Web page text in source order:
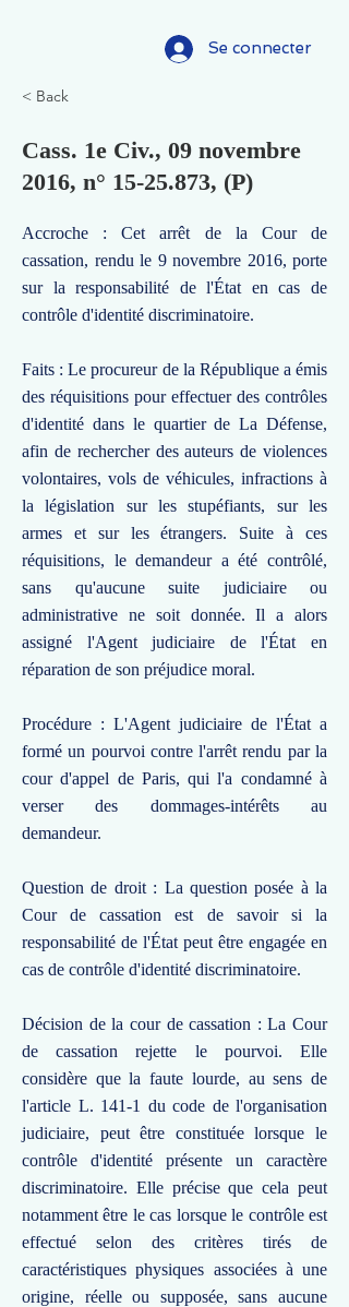
Se connecter
< Back
Cass. 1e Civ., 09 novembre
2016, n° 15-25.873, (P)
Accroche : Cet arrêt de la Cour de
cassation, rendu le 9 novembre 2016, porte
sur la responsabilité de l'État en cas de
contrôle d'identité discriminatoire.
Faits : Le procureur de la République a émis
des réquisitions pour effectuer des contrôles
d'identité dans le quartier de La Défense,
afin de rechercher des auteurs de violences
volontaires, vols de véhicules, infractions à
la législation sur les stupéfiants, sur les
armes et sur les étrangers. Suite à ces
réquisitions, le demandeur a été contrôlé,
sans qu'aucune suite judiciaire ou
administrative ne soit donnée. Il a alors
assigné l'Agent judiciaire de l'État en
réparation de son préjudice moral.
Procédure : L'Agent judiciaire de l'État a
formé un pourvoi contre l'arrêt rendu par la
cour d'appel de Paris, qui l'a condamné à
verser des dommages-intérêts au
demandeur.
Question de droit : La question posée à la
Cour de cassation est de savoir si la
responsabilité de l'État peut être engagée en
cas de contrôle d'identité discriminatoire.
Décision de la cour de cassation : La Cour
de cassation rejette le pourvoi. Elle
considère que la faute lourde, au sens de
l'article L. 141-1 du code de l'organisation
judiciaire, peut être constituée lorsque le
contrôle d'identité présente un caractère
discriminatoire. Elle précise que cela peut
notamment être le cas lorsque le contrôle est
effectué selon des critères tirés de
caractéristiques physiques associées à une
origine, réelle ou supposée, sans aucune